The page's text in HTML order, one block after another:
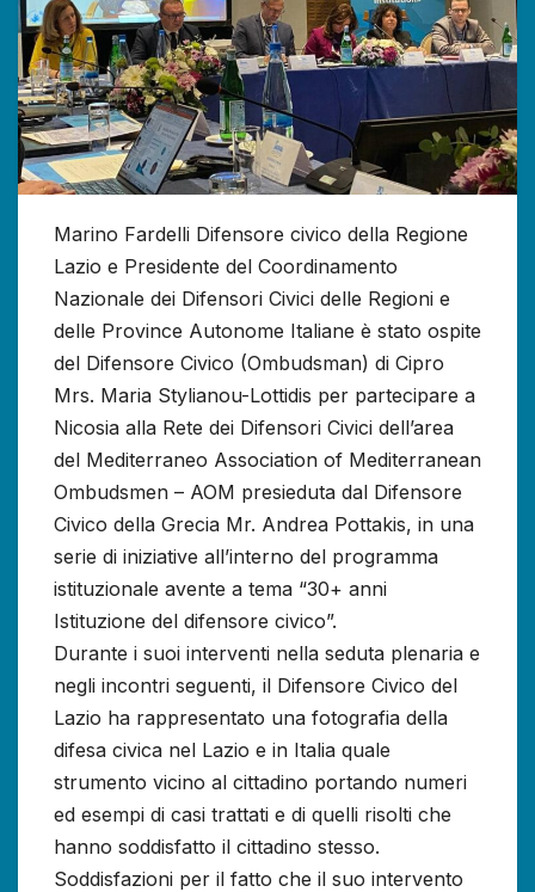
Marino Fardelli Difensore civico della Regione
Lazio e Presidente del Coordinamento
Nazionale dei Difensori Civici delle Regioni e
delle Province Autonome Italiane è stato ospite
del Difensore Civico (Ombudsman) di Cipro
Mrs. Maria Stylianou-Lottidis per partecipare a
Nicosia alla Rete dei Difensori Civici dell’area
del Mediterraneo Association of Mediterranean
Ombudsmen – AOM presieduta dal Difensore
Civico della Grecia Mr. Andrea Pottakis, in una
serie di iniziative all’interno del programma
istituzionale avente a tema “30+ anni
Istituzione del difensore civico”.
Durante i suoi interventi nella seduta plenaria e
negli incontri seguenti, il Difensore Civico del
Lazio ha rappresentato una fotografia della
difesa civica nel Lazio e in Italia quale
strumento vicino al cittadino portando numeri
ed esempi di casi trattati e di quelli risolti che
hanno soddisfatto il cittadino stesso.
Soddisfazioni per il fatto che il suo intervento